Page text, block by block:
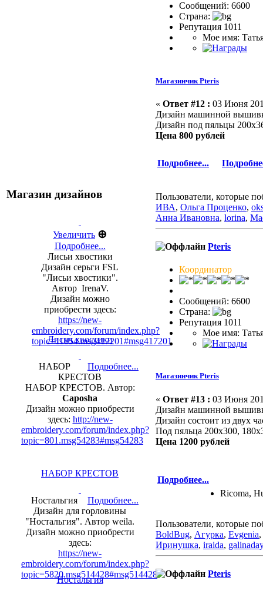
Магазин дизайнов
Увеличить ⊕
Подробнее...
Лисьи хвостики
Дизайн серьги FSL
"Лисьи хвостики".
Автор IrenaV.
Дизайн можно
приобрести здесь:
https://new-
embroidery.com/forum/index.php?
topic=11854.msg417201#msg417201
Лисьи хвостики
Подробнее...
НАБОР
КРЕСТОВ
НАБОР КРЕСТОВ. Автор:
Caposha
Дизайн можно приобрести
здесь: http://new-
embroidery.com/forum/index.php?
topic=801.msg54283#msg54283
НАБОР КРЕСТОВ
Подробнее...
Ностальгия
Дизайн для горловины
"Ностальгия". Автор weila.
Дизайн можно приобрести
здесь:
https://new-
embroidery.com/forum/index.php?
topic=5820.msg514428#msg514428
Ностальгия
Сообщений: 6600
Страна:
Репутация 1011
Мое имя:
Магазинчик Pteris
« Ответ #12 : 03 Июня
Дизайн машинной
Дизайн под пяльцы
Цена 800 рублей
Подробнее...
Пользователи, которые
ИВА, Ольга Проценко,
Анна Ивановна, lorina,
Pteris
Координатор
Сообщений: 6600
Страна:
Репутация 1011
Мое имя:
Магазинчик Pteris
« Ответ #13 : 03 Июня
Дизайн машинной
Дизайн состоит из двух
Под пяльца 200х300,
Цена 1200 рублей
Подробнее...
Ricoma,
Пользователи, которые
BoldBug, Агурка, Evgenia,
Иринушка, iraida,
Pteris